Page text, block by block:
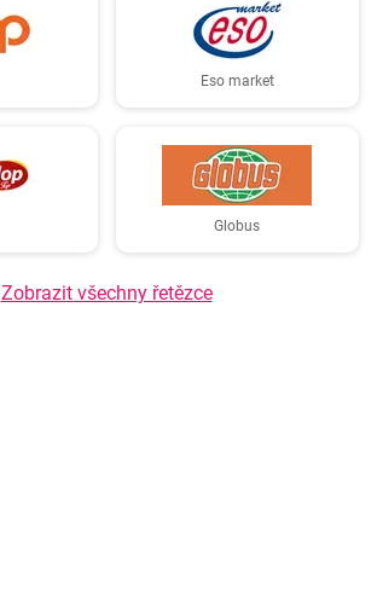
Eso market
Globus
Zobrazit všechny řetězce